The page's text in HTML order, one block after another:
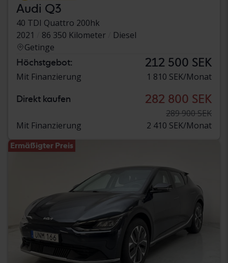
Audi Q3
40 TDI Quattro 200hk
2021
86 350 Kilometer
Diesel
Getinge
Höchstgebot: 212 500 SEK
Mit Finanzierung 1 810 SEK/Monat
Direkt kaufen 282 800 SEK
289 900 SEK
Mit Finanzierung
2 410 SEK/Monat
Ermäßigter Preis